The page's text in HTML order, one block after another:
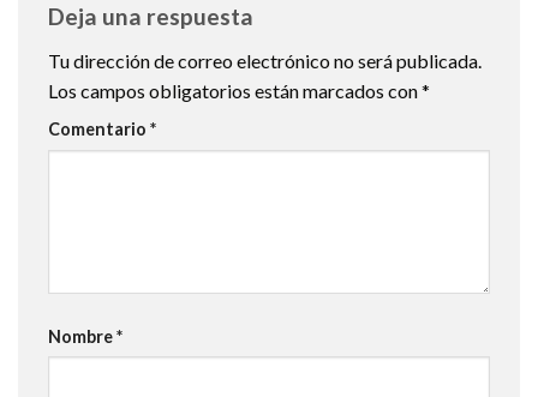
Deja una respuesta
Tu dirección de correo electrónico no será publicada.
Los campos obligatorios están marcados con*
Comentario *
Nombre*